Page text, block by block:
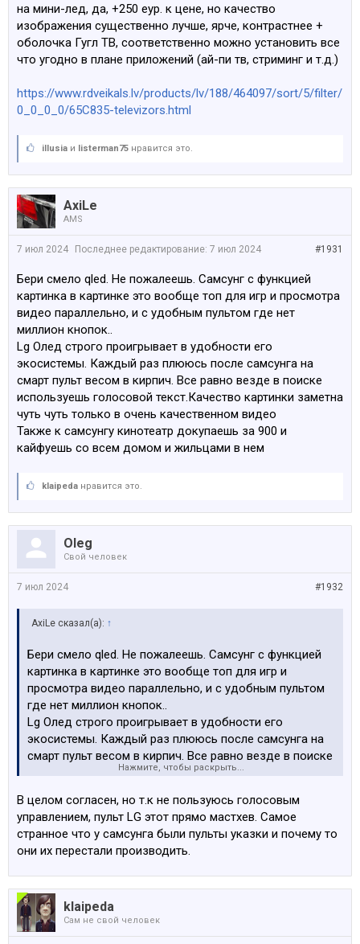
https://www.rdveikals.lv/products/lv/188/514559/sort/5/fil
ter/0_0_0_0/65QNED813RE-televizors.html
Ещё понравился изогнутый экран, но не за ту цену, с
на мини-лед, да, +250 еур. к цене, но качество
изображения существенно лучше, ярче, контрастнее +
оболочка Гугл ТВ, соответственно можно установить все
что угодно в плане приложений (ай-пи тв, стриминг и т.д.)
https://www.rdveikals.lv/products/lv/188/464097/sort/5/filter/
0_0_0_0/65C835-televizors.html
illusia и listerman75 нравится это.
AxiLe
AMS
#1931
7 июл 2024 Последнее редактирование: 7 июл 2024
Бери смело qled. Не пожалеешь. Самсунг с функцией
картинка в картинке это вообще топ для игр и просмотра
видео параллельно, и с удобным пультом где нет
миллион кнопок..
Lg Олед строго проигрывает в удобности его
экосистемы. Каждый раз плююсь после самсунга на
смарт пульт весом в кирпич. Все равно везде в поиске
используешь голосовой текст.Качество картинки заметна
чуть чуть только в очень качественном видео
Также к самсунгу кинотеатр докупаешь за 900 и
кайфуешь со всем домом и жильцами в нем
klaipeda нравится это.
Oleg
Свой человек
#1932
7 июл 2024
AxiLe сказал(а): ↑
Бери смело qled. Не пожалеешь. Самсунг с функцией
картинка в картинке это вообще топ для игр и
просмотра видео параллельно, и с удобным пультом
где нет миллион кнопок..
Lg Олед строго проигрывает в удобности его
экосистемы. Каждый раз плююсь после самсунга на
смарт пульт весом в кирпич. Все равно везде в поиске
используешь голосовой текст.Качество картинки
видео
Также к самсунгу кинотеатр докупаешь за 900 и
кайфуешь со всем домом и жильцами в нем
Нажмите, чтобы раскрыть...
В целом согласен, но т.к не пользуюсь голосовым
управлением, пульт LG этот прямо мастхев. Самое
странное что у самсунга были пульты указки и почему то
они их перестали производить.
klaipeda
Сам не свой человек